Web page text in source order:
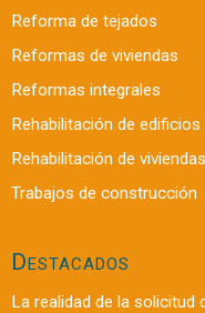
Reforma de tejados
Reformas de viviendas
Reformas integrales
Rehabilitación de edificios
Rehabilitación de viviendas
Trabajos de construcción
Destacados
La realidad de la